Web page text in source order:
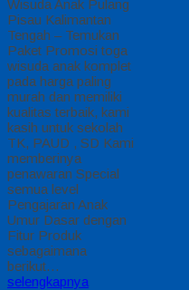
Wisuda Anak Pulang
Pisau Kalimantan
Tengah – Temukan
Paket Promosi toga
wisuda anak komplet
pada harga paling
murah dan memiliki
kualitas terbaik, kami
kasih untuk sekolah
TK, PAUD , SD Kami
memberinya
penawaran Special
semua level
Pengajaran Anak
Umur Dasar dengan
Fitur Produk
sebagaimana
berikut…
selengkapnya